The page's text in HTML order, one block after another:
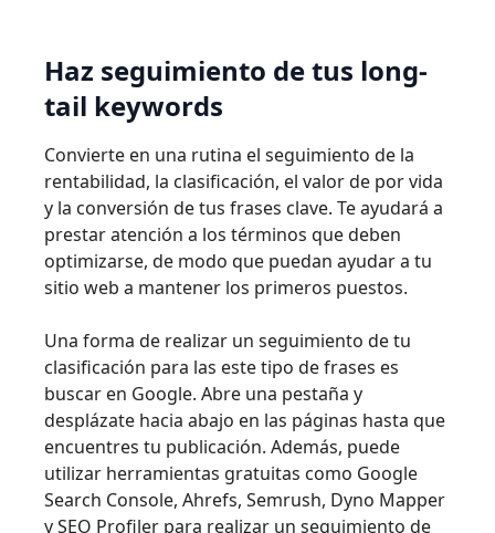
Haz seguimiento de tus long-
tail keywords
Convierte en una rutina el seguimiento de la
rentabilidad, la clasificación, el valor de por vida
y la conversión de tus frases clave. Te ayudará a
prestar atención a los términos que deben
optimizarse, de modo que puedan ayudar a tu
sitio web a mantener los primeros puestos.
Una forma de realizar un seguimiento de tu
clasificación para las este tipo de frases es
buscar en Google. Abre una pestaña y
desplázate hacia abajo en las páginas hasta que
encuentres tu publicación. Además, puede
utilizar herramientas gratuitas como Google
Search Console, Ahrefs, Semrush, Dyno Mapper
y SEO Profiler para realizar un seguimiento de